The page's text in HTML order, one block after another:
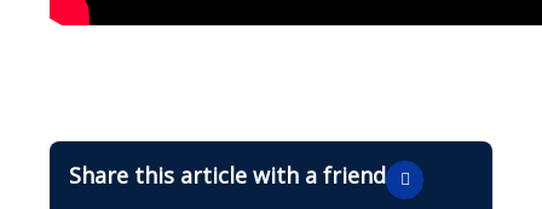
Share this article with a friend